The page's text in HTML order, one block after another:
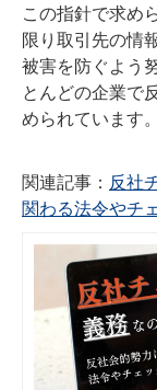
この指針で求め
限り取引先の情
被害を防ぐよう
とんどの企業で
められています。
関連記事： 反社
関わる法令やチ